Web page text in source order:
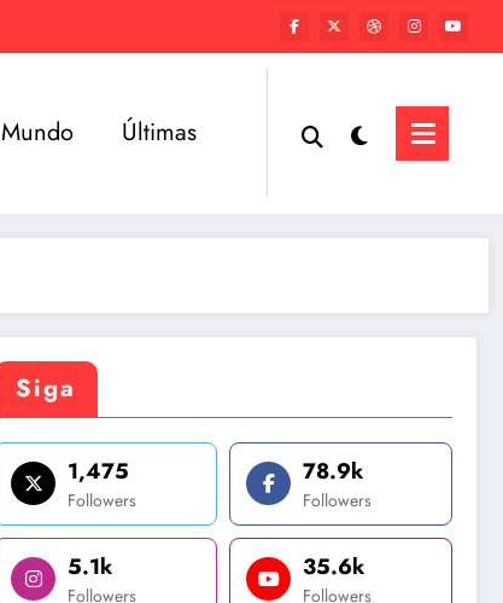
Mundo Últimas
Siga
1,475
Followers
78.9k
Followers
5.1k
Followers
35.6k
Followers